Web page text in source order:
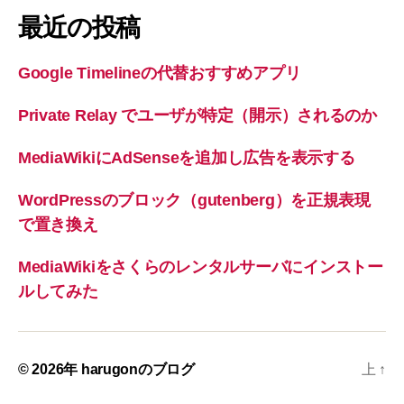
象:
最近の投稿
Google Timelineの代替おすすめアプリ
Private Relay でユーザが特定（開示）されるのか
MediaWikiにAdSenseを追加し広告を表示する
WordPressのブロック（gutenberg）を正規表現
で置き換え
MediaWikiをさくらのレンタルサーバにインストー
ルしてみた
© 2026年 harugonのブログ 上 ↑